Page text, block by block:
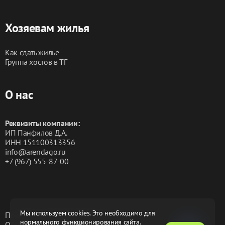
Для командированных сотрудников предоставляем
бухгалтерии с кассовым чеком. Документы с суммой
фактической оплаты за проживание предоставляются
картой, а также принимаем безналичные платежи от
юридических лиц.
Мы используем cookies. Это необходимо для
нормального функционирования сайта.
Хозяевам жилья
Как сдать жилье
Группа хостов в ТГ
О нас
Реквизиты компании:
ИП Панфилов Д.А.
ИНН 151100313356
info@arendago.ru
+7 (967) 555-87-00
Политика конфиденциальности